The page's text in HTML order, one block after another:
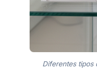
Diferentes tipos